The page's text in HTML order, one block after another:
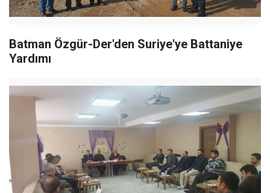
Batman Özgür-Der'den Suriye'ye Battaniye
Yardımı